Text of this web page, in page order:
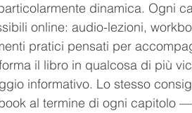
dinamica. Ogni
online: audio-lezioni,
pratici pensati per
il libro in qualcosa di più
informativo. Lo stesso
al termine di ogni capitolo